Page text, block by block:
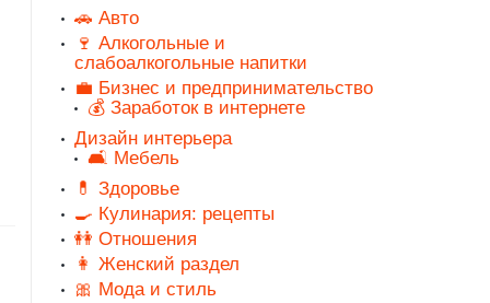
🚗 Авто
🍷 Алкогольные и
слабоалкогольные напитки
💼 Бизнес и предпринимательство
💰 Заработок в интернете
Дизайн интерьера
🛋️ Мебель
💊 Здоровье
🍳 Кулинария: рецепты
👭 Отношения
👩 Женский раздел
🎀 Мода и стиль